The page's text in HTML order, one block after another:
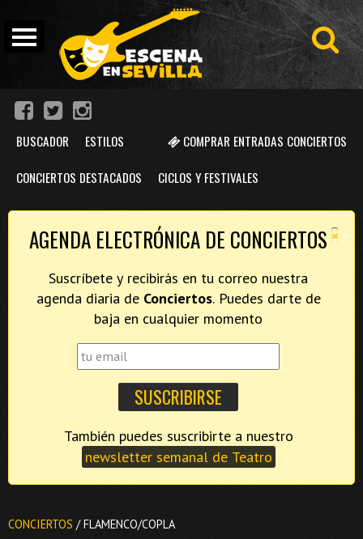
COMPRAR ENTRADAS CONCIERTOS
BUSCADOR ESTILOS
CONCIERTOS DESTACADOS CICLOS Y FESTIVALES
×
AGENDA ELECTRÓNICA DE CONCIERTOS
Suscríbete y recibirás en tu correo nuestra
agenda diaria de Conciertos. Puedes darte de
baja en cualquier momento
newsletter semanal de Teatro
CONCIERTOS / FLAMENCO/COPLA